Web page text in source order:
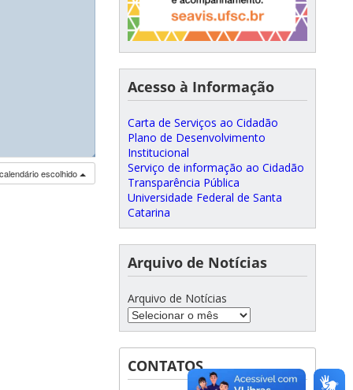
◢◢◢◢
escolhido
Acesso à Informação
Carta de Serviços ao Cidadão
Plano de Desenvolvimento
Institucional
Serviço de informação ao Cidadão
Transparência Pública
Universidade Federal de Santa
Catarina
Arquivo de Notícias
Arquivo de Notícias
CONTATOS